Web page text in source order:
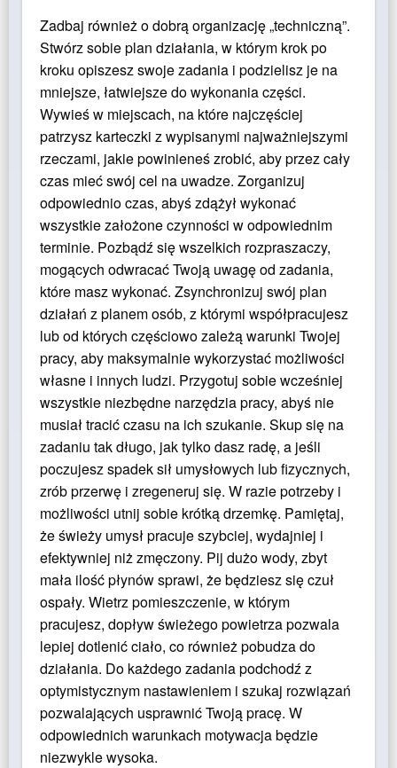
Zadbaj również o dobrą organizację „techniczną”.
Stwórz sobie plan działania, w którym krok po
kroku opiszesz swoje zadania i podzielisz je na
mniejsze, łatwiejsze do wykonania części.
Wywieś w miejscach, na które najczęściej
patrzysz karteczki z wypisanymi najważniejszymi
rzeczami, jakie powinieneś zrobić, aby przez cały
czas mieć swój cel na uwadze. Zorganizuj
odpowiednio czas, abyś zdążył wykonać
wszystkie założone czynności w odpowiednim
terminie. Pozbądź się wszelkich rozpraszaczy,
mogących odwracać Twoją uwagę od zadania,
które masz wykonać. Zsynchronizuj swój plan
działań z planem osób, z którymi współpracujesz
lub od których częściowo zależą warunki Twojej
pracy, aby maksymalnie wykorzystać możliwości
własne i innych ludzi. Przygotuj sobie wcześniej
wszystkie niezbędne narzędzia pracy, abyś nie
musiał tracić czasu na ich szukanie. Skup się na
zadaniu tak długo, jak tylko dasz radę, a jeśli
poczujesz spadek sił umysłowych lub fizycznych,
zrób przerwę i zregeneruj się. W razie potrzeby i
możliwości utnij sobie krótką drzemkę. Pamiętaj,
że świeży umysł pracuje szybciej, wydajniej i
efektywniej niż zmęczony. Pij dużo wody, zbyt
mała ilość płynów sprawi, że będziesz się czuł
ospały. Wietrz pomieszczenie, w którym
pracujesz, dopływ świeżego powietrza pozwala
lepiej dotlenić ciało, co również pobudza do
działania. Do każdego zadania podchodź z
optymistycznym nastawieniem i szukaj rozwiązań
pozwalających usprawnić Twoją pracę. W
odpowiednich warunkach motywacja będzie
niezwykle wysoka.